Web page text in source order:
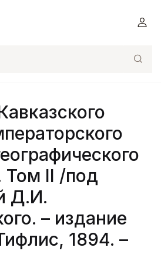
Том II /под
Д.И.
– издание
1894. –